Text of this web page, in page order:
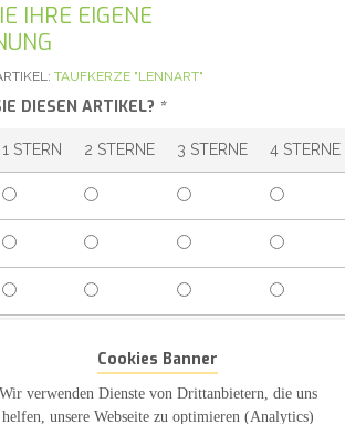
IHRE EIGENE
TAUFKERZE "LENNART"
DIESEN ARTIKEL? *
1 STERN 2 STERNE 3 STERNE 4 STERNE
Ihrer Kundenmeinung
Cookies Banner
Wir verwenden Dienste von Drittanbietern, die uns
helfen, unsere Webseite zu optimieren (Analytics)